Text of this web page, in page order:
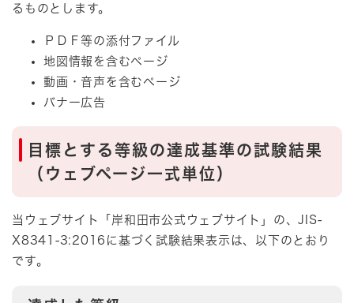
るものとします。
ＰＤＦ等の添付ファイル
地図情報を含むページ
動画・音声を含むページ
バナー広告
目標とする等級の達成基準の試験結果
（ウェブページ一式単位）
当ウェブサイト「岸和田市公式ウェブサイト」の、JIS-
X8341-3:2016に基づく試験結果表示は、以下のとおり
です。